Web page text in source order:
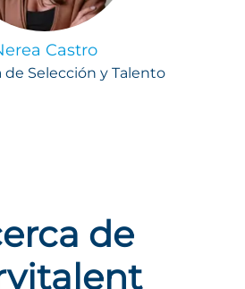
Castro
de Selección y Talento
de